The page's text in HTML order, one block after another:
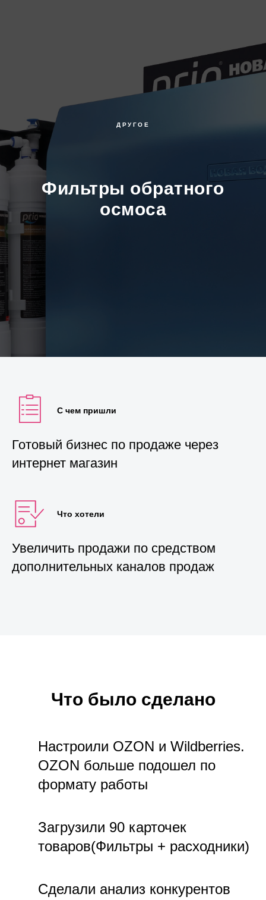
ДРУГОЕ
Фильтры обратного
осмоса
С чем пришли
Готовый бизнес по продаже через
интернет магазин
Что хотели
Увеличить продажи по средством
дополнительных каналов продаж
Что было сделано
Настроили OZON и Wildberries.
OZON больше подошел по
формату работы
Загрузили 90 карточек
товаров(Фильтры + расходники)
Сделали анализ конкурентов